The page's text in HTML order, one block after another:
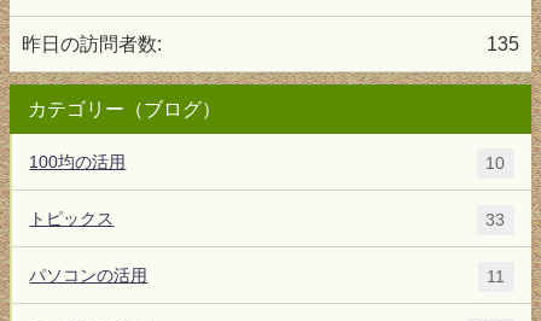
135
昨日の訪問者数:
カテゴリー（ブログ）
100均の活用 10
トピックス 33
パソコンの活用 11